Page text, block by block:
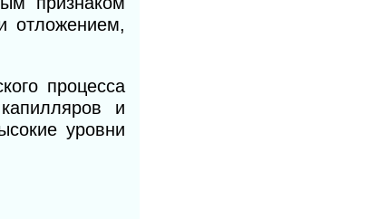
отложением,
процесса
и
уровни